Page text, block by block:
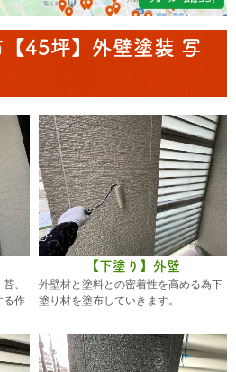
45坪】外壁塗装 写
、
る作
【下塗り】外壁
外壁材と塗料との密着性を高める為下
塗り材を塗布していきます。